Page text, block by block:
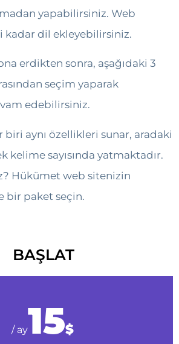
yapabilirsiniz. Web
kadar dil ekleyebilirsiniz.
erdikten sonra, aşağıdaki 3
seçim yaparak
edebilirsiniz.
aynı özellikleri sunar, aradaki
kelime sayısında yatmaktadır.
Hükümet web sitenizin
bir paket seçin.
BAŞLAT
$
15
/ ay